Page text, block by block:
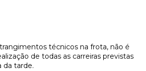
técnicos na frota, não é
de todas as carreiras previstas
da tarde.